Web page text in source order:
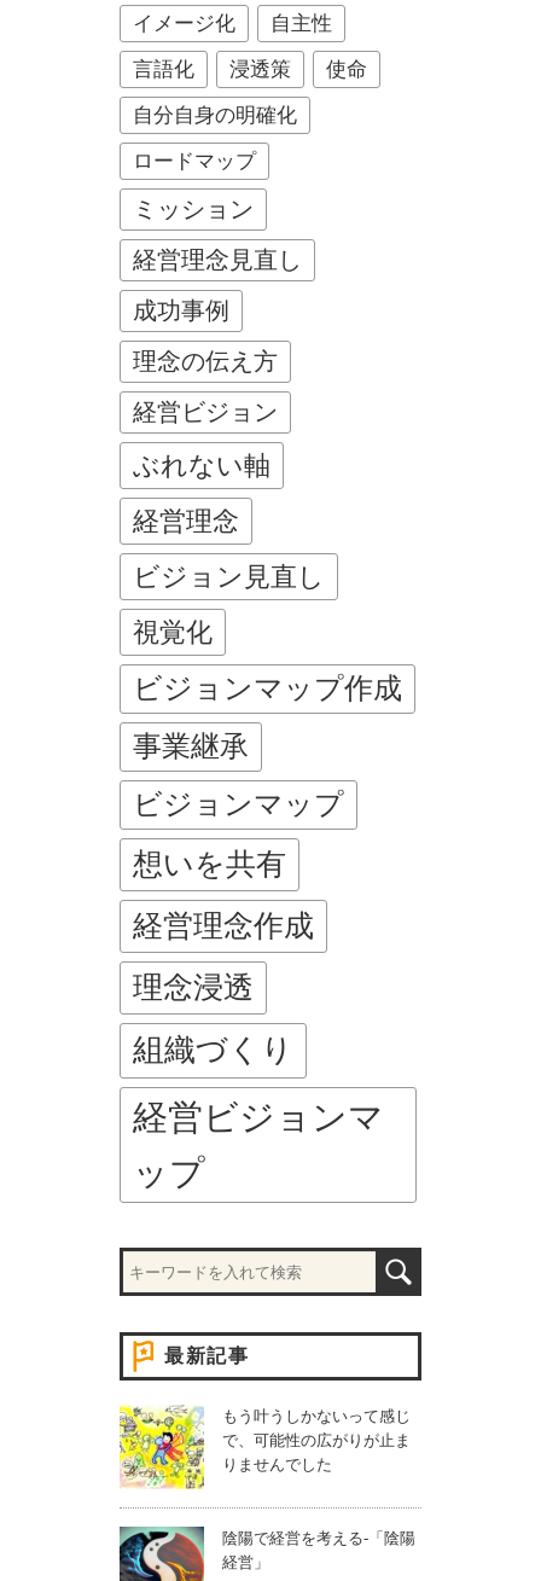
イメージ化
自主性
言語化
浸透策
使命
自分自身の明確化
ロードマップ
ミッション
経営理念見直し
成功事例
理念の伝え方
経営ビジョン
ぶれない軸
経営理念
ビジョン見直し
視覚化
ビジョンマップ作成
事業継承
ビジョンマップ
想いを共有
経営理念作成
理念浸透
組織づくり
経営ビジョンマ
ップ
最新記事
もう叶うしかないって感じ
で、可能性の広がりが止ま
りませんでした
陰陽で経営を考える-「陰陽
経営」